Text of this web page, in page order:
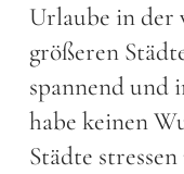
Urlaube in der
größeren
spannend und
habe keinen
Städte